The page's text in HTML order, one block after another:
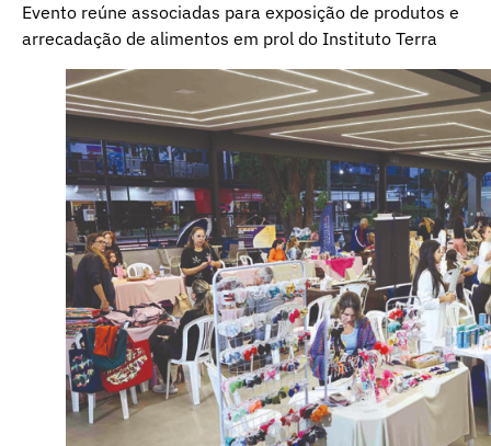
Evento reúne associadas para exposição de produtos e
arrecadação de alimentos em prol do Instituto Terra